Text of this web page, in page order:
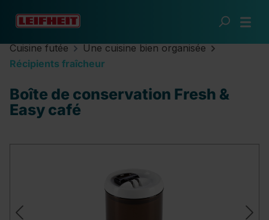
Passer au contenu principal
Cuisine futée
Une cuisine bien organisée
Récipients fraîcheur
Boîte de conservation Fresh &
Easy café